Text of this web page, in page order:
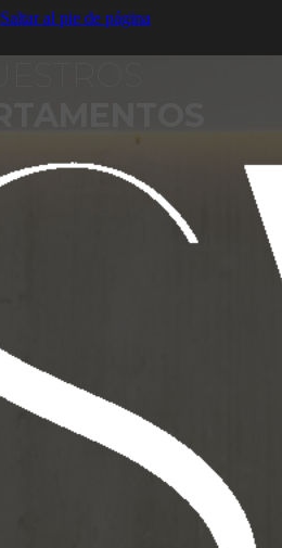
Saltar al pie de página